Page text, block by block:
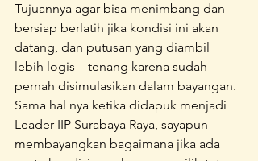
Tujuannya agar bisa menimbang dan
bersiap berlatih jika kondisi ini akan
datang, dan putusan yang diambil
lebih logis – tenang karena sudah
pernah disimulasikan dalam bayangan.
Sama hal nya ketika didapuk menjadi
Leader IIP Surabaya Raya, sayapun
membayangkan bagaimana jika ada